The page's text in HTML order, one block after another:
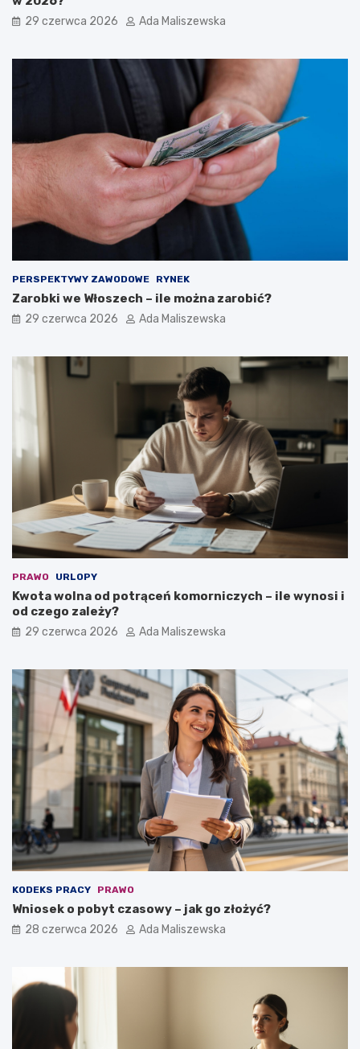
29 czerwca 2026 Ada Maliszewska
PERSPEKTYWY ZAWODOWE RYNEK
Zarobki we Włoszech – ile można zarobić?
29 czerwca 2026 Ada Maliszewska
PRAWO URLOPY
Kwota wolna od potrąceń komorniczych – ile wynosi i
od czego zależy?
29 czerwca 2026 Ada Maliszewska
KODEKS PRACY PRAWO
Wniosek o pobyt czasowy – jak go złożyć?
28 czerwca 2026 Ada Maliszewska